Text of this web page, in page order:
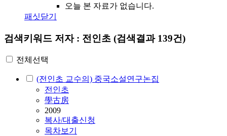
오늘 본 자료가 없습니다.
패싯닫기
검색키워드 저자 : 전인초 (검색결과 139건)
전체선택
(전인초 교수의) 중국소설연구논집
전인초
學古房
2009
복사/대출신청
목차보기